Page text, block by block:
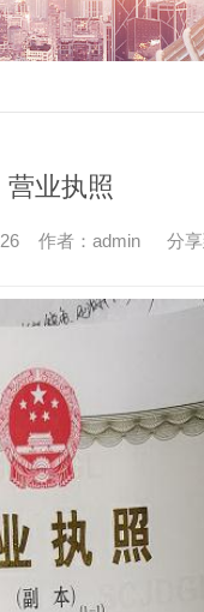
营业执照
26 作者：admin 分